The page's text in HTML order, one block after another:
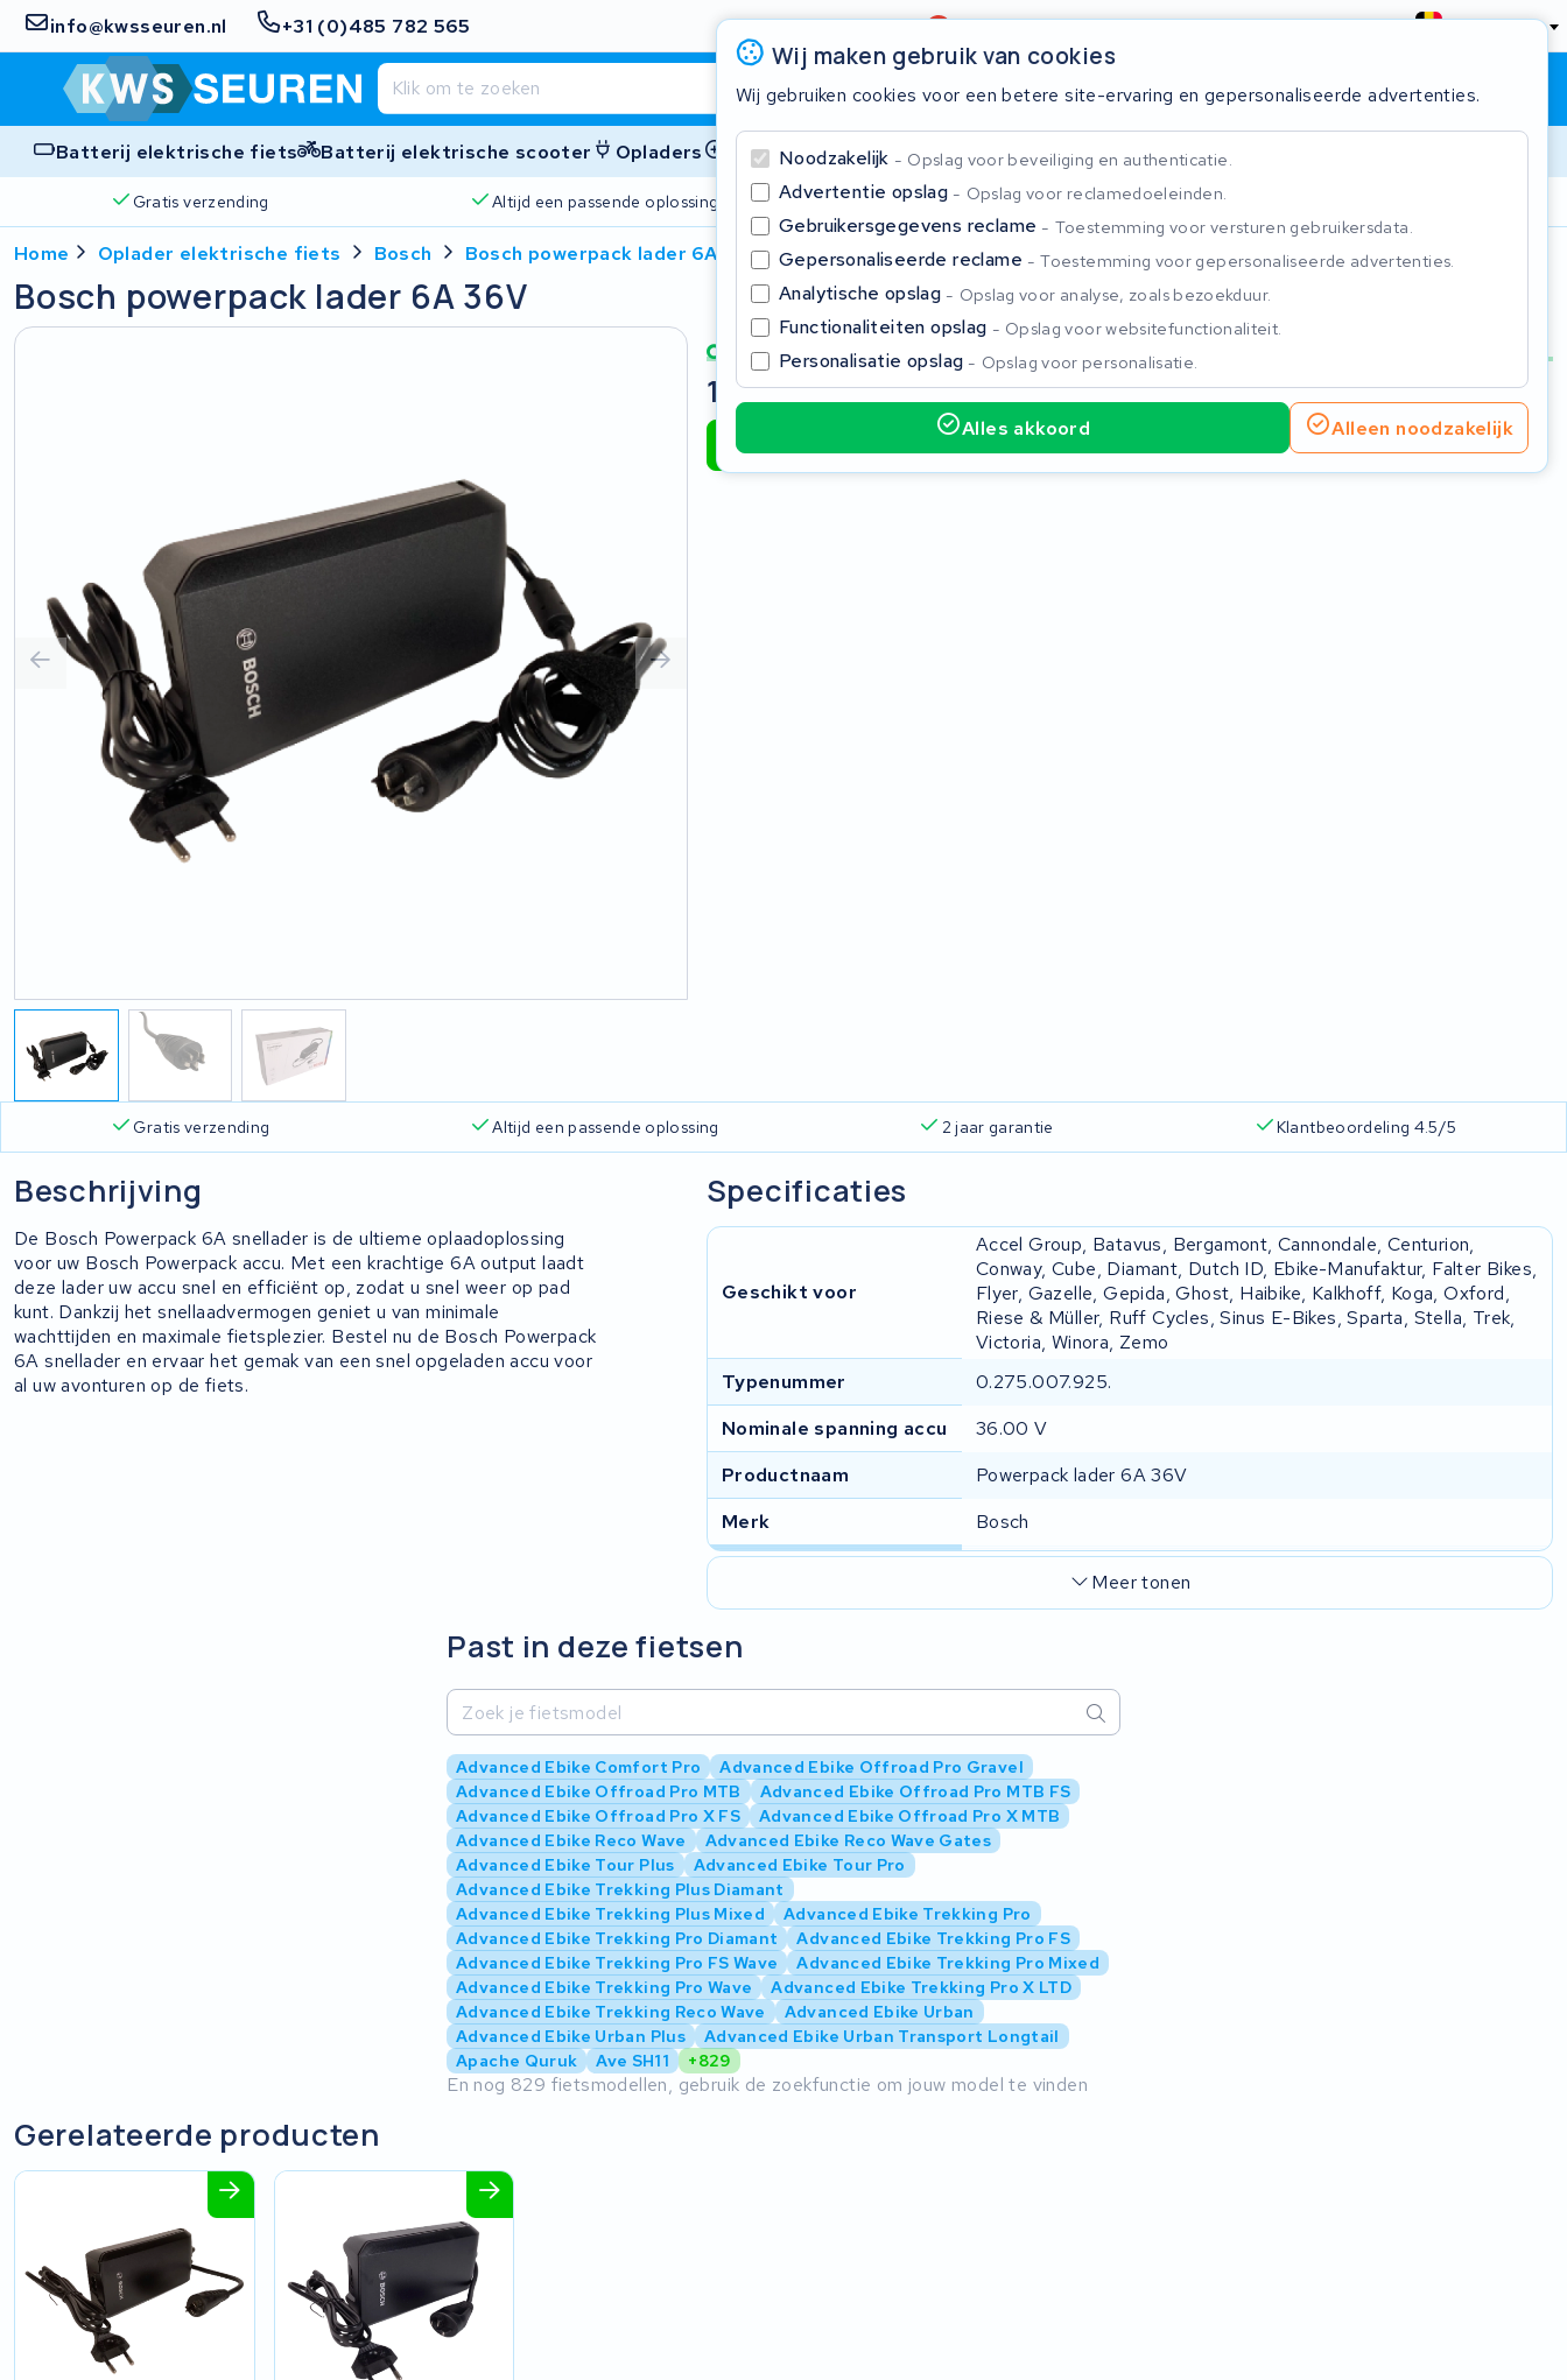
info@kwsseuren.nl +31 (0)485 782 565 Beoordeling4,6/5 België
Winkelwagen Inloggen
Batterij elektrische fiets Batterij elektrische scooter Opladers Accessoires
Gratis verzending Altijd een passende oplossing 2 jaar garantie
Wij maken gebruik van cookies
Wij gebruiken cookies voor een betere site-ervaring en gepersonaliseerde advertenties.
Noodzakelijk Opslag voor beveiliging en authenticatie.
Advertentie opslag Opslag voor reclamedoeleinden.
Gebruikersgegevens reclame Toestemming voor versturen gebruikersdata.
Gepersonaliseerde reclame Toestemming voor gepersonaliseerde advertenties.
Analytische opslag Opslag voor analyse, zoals bezoekduur.
Functionaliteiten opslag Opslag voor websitefunctionaliteit.
Personalisatie opslag Opslag voor personalisatie.
Alles akkoord Alleen noodzakelijk
Home Oplader elektrische fiets Bosch Bosch powerpack lader 6A 36V
Bosch powerpack lader 6A 36V
169,00Incl. BTW
Gratis verzending Altijd een passende oplossing 2 jaar garantie Klantbeoordeling 4.5/5
Beschrijving
De Bosch Powerpack 6A snellader is de ultieme oplaadoplossing
voor uw Bosch Powerpack accu. Met een krachtige 6A output laadt
deze lader uw accu snel en efficiënt op, zodat u snel weer op pad
kunt. Dankzij het snellaadvermogen geniet u van minimale
wachttijden en maximale fietsplezier. Bestel nu de Bosch Powerpack
6A snellader en ervaar het gemak van een snel opgeladen accu voor
al uw avonturen op de fiets.
Specificaties
Geschikt voor
Accel Group, Batavus, Bergamont, Cannondale, Centurion,
Conway, Cube, Diamant, Dutch ID, Ebike-Manufaktur, Falter Bikes,
Flyer, Gazelle, Gepida, Ghost, Haibike, Kalkhoff, Koga, Oxford,
Riese & Müller, Ruff Cycles, Sinus E-Bikes, Sparta, Stella, Trek,
Victoria, Winora, Zemo
Typenummer
0.275.007.925.
Nominale spanning accu
36.00 V
Productnaam
Powerpack lader 6A 36V
Merk
Bosch
Meer tonen
Past in deze fietsen
Advanced Ebike Comfort Pro
Advanced Ebike Offroad Pro Gravel
Advanced Ebike Offroad Pro MTB
Advanced Ebike Offroad Pro MTB FS
Advanced Ebike Offroad Pro X FS
Advanced Ebike Offroad Pro X MTB
Advanced Ebike Reco Wave
Advanced Ebike Reco Wave Gates
Advanced Ebike Tour Plus
Advanced Ebike Tour Pro
Advanced Ebike Trekking Plus Diamant
Advanced Ebike Trekking Plus Mixed
Advanced Ebike Trekking Pro
Advanced Ebike Trekking Pro Diamant
Advanced Ebike Trekking Pro FS
Advanced Ebike Trekking Pro FS Wave
Advanced Ebike Trekking Pro Mixed
Advanced Ebike Trekking Pro Wave
Advanced Ebike Trekking Pro X LTD
Advanced Ebike Trekking Reco Wave
Advanced Ebike Urban
Advanced Ebike Urban Plus
Advanced Ebike Urban Transport Longtail
Apache Quruk
Ave SH11 +829
En nog 829 fietsmodellen, gebruik de zoekfunctie om jouw model te vinden
Gerelateerde producten
Sluiten
Begin te typen in de zoekbalk om te zoeken